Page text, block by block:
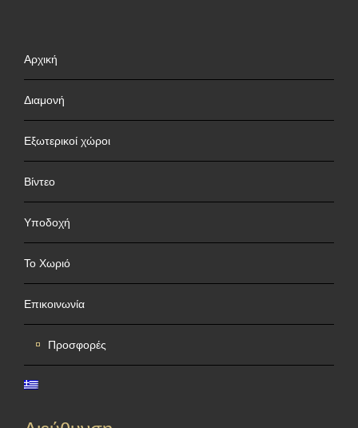
Αρχική
Διαμονή
Εξωτερικοί χώροι
Βίντεο
Υποδοχή
Το Χωριό
Επικοινωνία
Προσφορές